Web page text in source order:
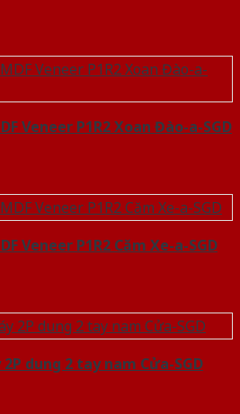
Veneer P1R2 Xoan Đào-a-SGD
Veneer P1R2 Căm Xe-a-SGD
dung 2 tay nam Cửa-SGD